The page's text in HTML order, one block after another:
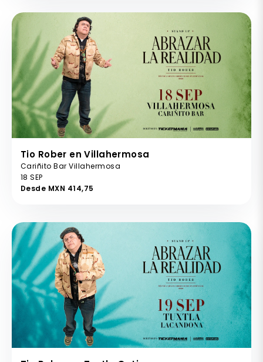
Tio Rober en Villahermosa
Cariñito Bar Villahermosa
18 SEP
Desde MXN 414,75